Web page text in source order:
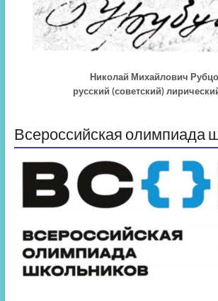
Николай Михайлович
русский (советский)
Всероссийская олимпиада